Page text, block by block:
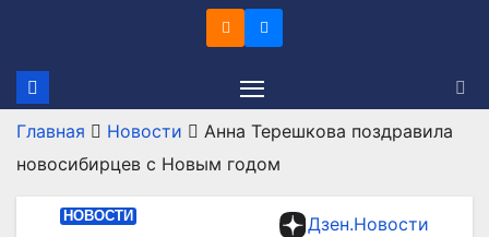
содержимому
Главная Новости
Анна Терешкова поздравила
новосибирцев с Новым годом
Дзен.Новости
НОВОСТИ